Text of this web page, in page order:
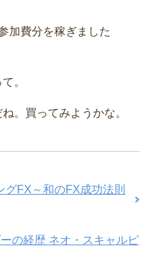
加費分を稼ぎました
。
。買ってみようかな。
FX～和のFX成功法則
の経歴 ネオ・スキャルピ